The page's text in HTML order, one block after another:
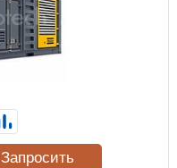
Запросить